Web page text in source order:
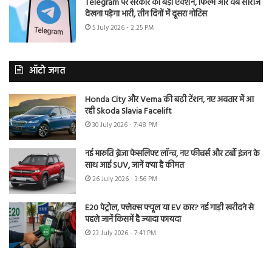
देखना पड़ेगा भारी, तीन दिनों में दूसरा नोटिस
5 July 2026 - 2:25 PM
ऑटो जगत
Honda City और Verna की बढ़ी टेंशन, नए अवतार में आ
रही Skoda Slavia Facelift
30 July 2026 - 7:48 PM
नई मारुति ब्रेजा फेसलिफ्ट लॉन्च, नए फीचर्स और टर्बो इंजन के
साथ आई SUV, जानें क्या है कीमत
26 July 2026 - 3:56 PM
E20 पेट्रोल, फ्लेक्स फ्यूल या EV कार? नई गाड़ी खरीदने से
पहले जानें किसमें है ज्यादा फायदा
23 July 2026 - 7:41 PM